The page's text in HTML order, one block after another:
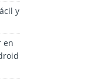
y
en